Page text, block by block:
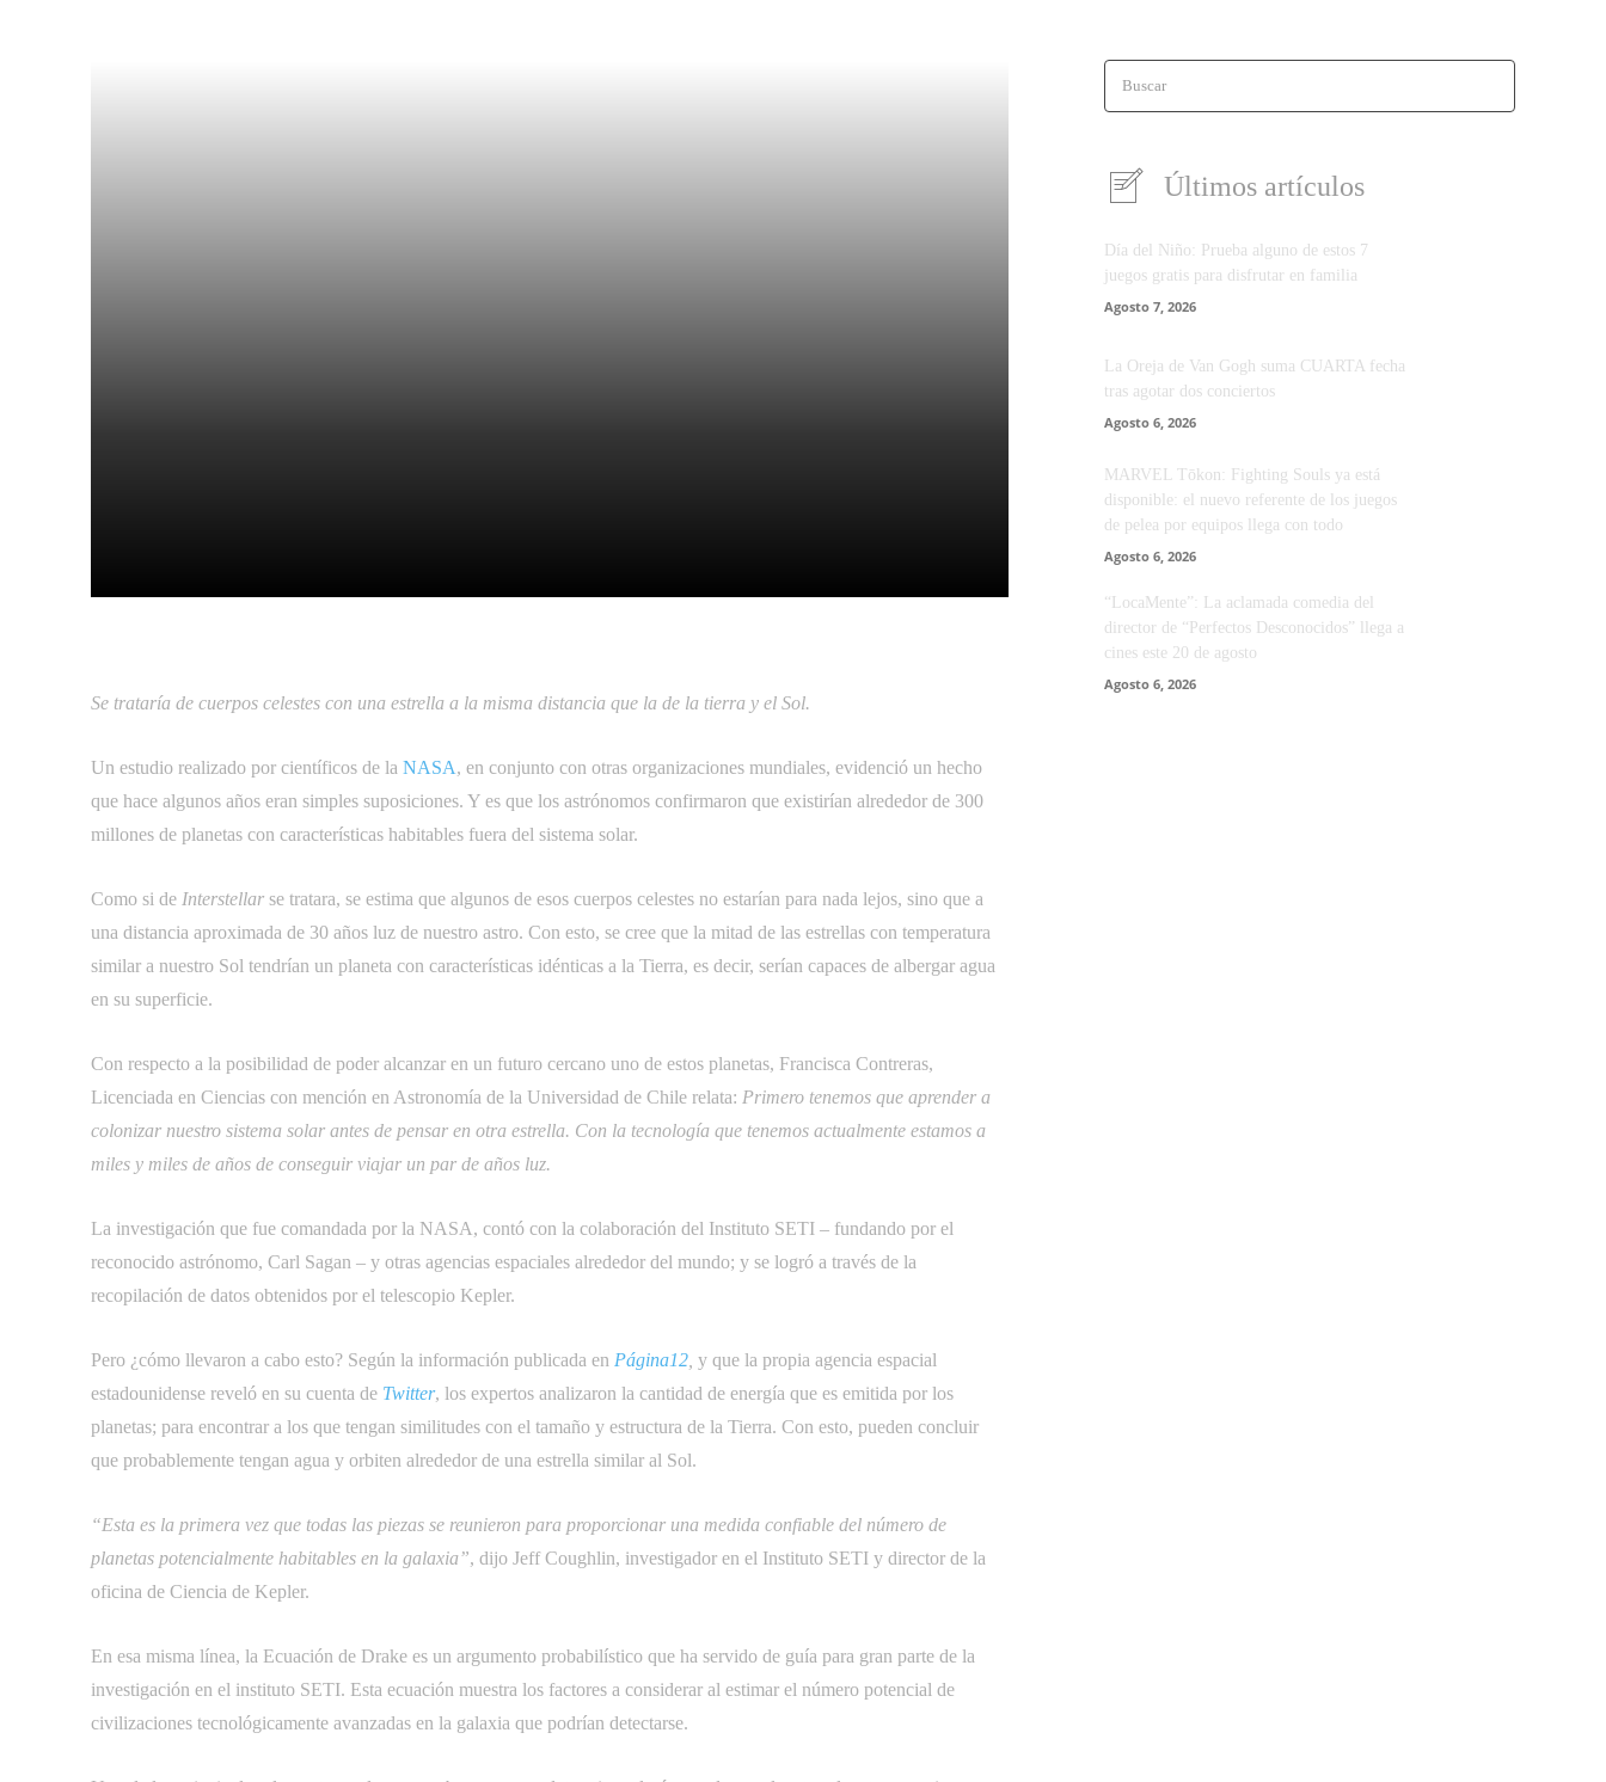
Se trataría de cuerpos celestes con una estrella a la misma distancia que la de la tierra y el Sol.
Un estudio realizado por científicos de la NASA, en conjunto con otras organizaciones mundiales, evidenció un hecho
que hace algunos años eran simples suposiciones. Y es que los astrónomos confirmaron que existirían alrededor de 300
millones de planetas con características habitables fuera del sistema solar.
Como si de Interstellar  se tratara, se estima que algunos de esos cuerpos celestes no estarían para nada lejos, sino que a
una distancia aproximada de 30 años luz de nuestro astro. Con esto, se cree que la mitad de las estrellas con temperatura
similar a nuestro Sol tendrían un planeta con características idénticas a la Tierra, es decir, serían capaces de albergar agua
en su superficie.
Con respecto a la posibilidad de poder alcanzar en un futuro cercano uno de estos planetas, Francisca Contreras,
Licenciada en Ciencias con mención en Astronomía de la Universidad de Chile relata: Primero tenemos que aprender a
colonizar nuestro sistema solar antes de pensar en otra estrella. Con la tecnología que tenemos actualmente estamos a
miles y miles de años de conseguir viajar un par de años luz.
La investigación que fue comandada por la NASA, contó con la colaboración del Instituto SETI – fundando por el
reconocido astrónomo, Carl Sagan – y otras agencias espaciales alrededor del mundo; y se logró a través de la
recopilación de datos obtenidos por el telescopio Kepler.
Pero ¿cómo llevaron a cabo esto? Según la información publicada en Página12 y que la propia agencia espacial
estadounidense reveló en su cuenta de Twitter, los expertos analizaron la cantidad de energía que es emitida por los
planetas; para encontrar a los que tengan similitudes con el tamaño y estructura de la Tierra. Con esto, pueden concluir
que probablemente tengan agua y orbiten alrededor de una estrella similar al Sol.
“Esta es la primera vez que todas las piezas se reunieron para proporcionar una medida confiable del número de
planetas potencialmente habitables en la galaxia”, dijo Jeff Coughlin, investigador en el Instituto SETI y director de la
oficina de Ciencia de Kepler.
En esa misma línea, la Ecuación de Drake es un argumento probabilístico que ha servido de guía para gran parte de la
investigación en el instituto SETI. Esta ecuación muestra los factores a considerar al estimar el número potencial de
civilizaciones tecnológicamente avanzadas en la galaxia que podrían detectarse.
Buscar
Últimos artículos
Día del Niño: Prueba alguno de estos 7
juegos gratis para disfrutar en familia
Agosto 7, 2026
La Oreja de Van Gogh suma CUARTA fecha
tras agotar dos conciertos
Agosto 6, 2026
MARVEL Tōkon: Fighting Souls ya está
disponible: el nuevo referente de los juegos
de pelea por equipos llega con todo
Agosto 6, 2026
“LocaMente”: La aclamada comedia del
director de “Perfectos Desconocidos” llega a
cines este 20 de agosto
Agosto 6, 2026